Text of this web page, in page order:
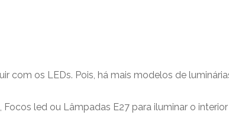
com os LEDs. Pois, há mais modelos de
led ou Lâmpadas E27 para iluminar o